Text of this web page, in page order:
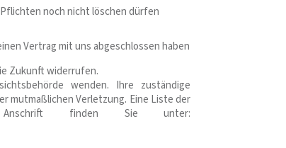
noch nicht löschen dürfen
Vertrag mit uns abgeschlossen haben
Zukunft widerrufen.
wenden. Ihre zuständige
mutmaßlichen Verletzung. Eine Liste der
finden Sie unter: